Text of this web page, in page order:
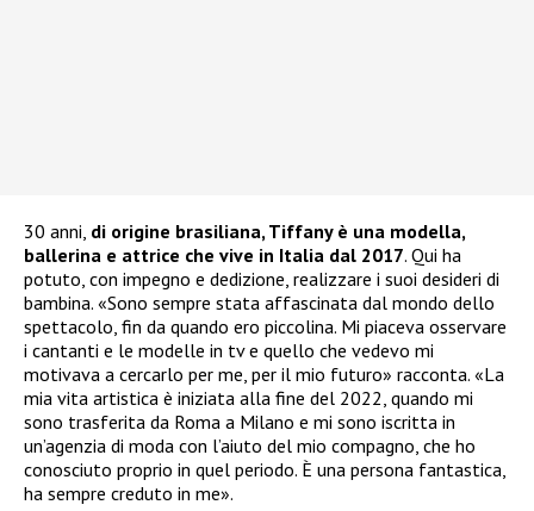
30 anni, di origine brasiliana, Tiffany è una modella,
ballerina e attrice che vive in Italia dal 2017. Qui ha
potuto, con impegno e dedizione, realizzare i suoi desideri di
bambina. «Sono sempre stata affascinata dal mondo dello
spettacolo, fin da quando ero piccolina. Mi piaceva osservare
i cantanti e le modelle in tv e quello che vedevo mi
motivava a cercarlo per me, per il mio futuro» racconta. «La
mia vita artistica è iniziata alla fine del 2022, quando mi
sono trasferita da Roma a Milano e mi sono iscritta in
un’agenzia di moda con l’aiuto del mio compagno, che ho
conosciuto proprio in quel periodo. È una persona fantastica,
ha sempre creduto in me».